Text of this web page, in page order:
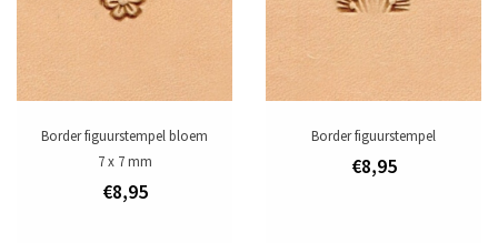
Border figuurstempel bloem
7 x 7 mm
€8,95
Border figuurstempel
€8,95